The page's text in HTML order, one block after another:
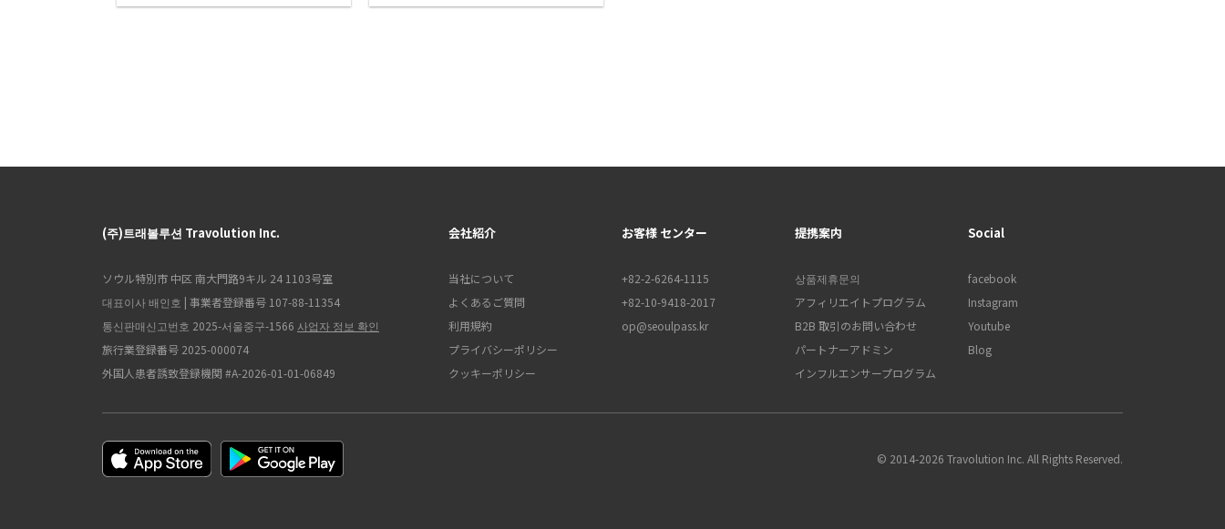
(주)트래볼루션 Travolution Inc.
ソウル特別市 中区 南大門路9キル 24 1103号室
대표이사 배인호 | 事業者登録番号 107-88-11354
통신판매신고번호 2025-서울중구-1566 사업자 정보 확인
旅行業登録番号 2025-000074
外国人患者誘致登録機関 #A-2026-01-01-06849
会社紹介
当社について
よくあるご質問
利用規約
プライバシーポリシー
クッキーポリシー
お客様 センター
+82-2-6264-1115
+82-10-9418-2017
op@seoulpass.kr
提携案内
상품제휴문의
アフィリエイトプログラム
B2B 取引のお問い合わせ
パートナーアドミン
インフルエンサープログラム
Social
facebook
Instagram
Youtube
Blog
© 2014-2026 Travolution Inc. All Rights Reserved.